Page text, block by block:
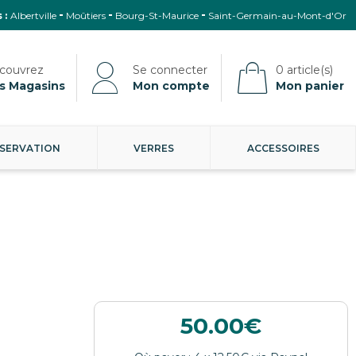
: Albertville Moûtiers Bourg-St-Maurice Saint-Germain-au-Mont-d'Or
Magasins Mon compte Mon panier
VERRES ACCESSOIRES
50.00